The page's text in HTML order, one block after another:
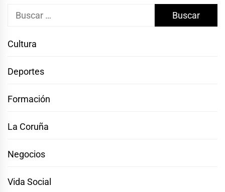
Buscar:
Cultura
Deportes
Formación
La Coruña
Negocios
Vida Social